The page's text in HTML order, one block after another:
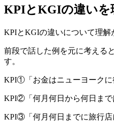
KPIとKGIの違いを
KPIとKGIの違いについて理解
前段で話した例を元に考える
す。
KPI①「お金はニューヨークに
KPI②「何月何日から何日まで
KPI③「何月何日までに旅行店